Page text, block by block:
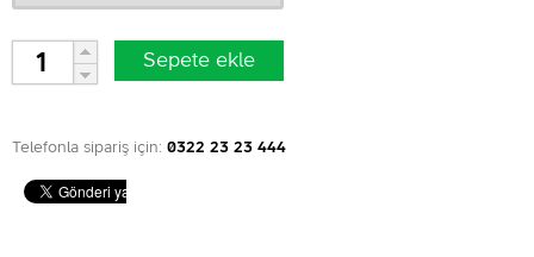
Telefonla sipariş için: 0322 23 23 444